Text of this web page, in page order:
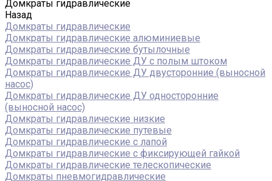
Домкраты гидравлические
Назад
Домкраты гидравлические
Домкраты гидравлические алюминиевые
Домкраты гидравлические бутылочные
Домкраты гидравлические ДУ c полым штоком
Домкраты гидравлические ДУ двусторонние (выносной
насос)
Домкраты гидравлические ДУ односторонние
(выносной насос)
Домкраты гидравлические низкие
Домкраты гидравлические путевые
Домкраты гидравлические с лапой
Домкраты гидравлические с фиксирующей гайкой
Домкраты гидравлические телескопические
Домкраты пневмогидравлические